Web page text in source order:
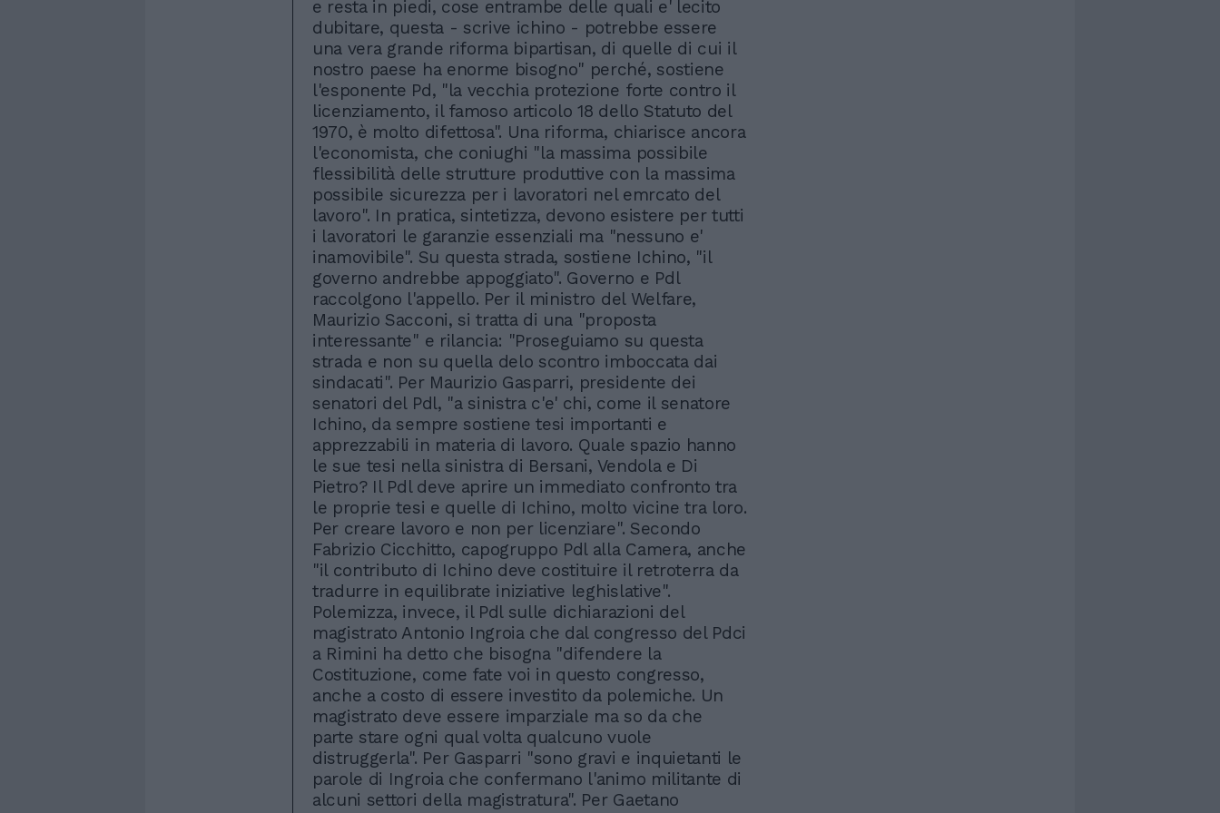
e resta in piedi, cose entrambe delle quali e' lecito
dubitare, questa - scrive ichino - potrebbe essere
una vera grande riforma bipartisan, di quelle di cui il
nostro paese ha enorme bisogno" perché, sostiene
l'esponente Pd, "la vecchia protezione forte contro il
licenziamento, il famoso articolo 18 dello Statuto del
1970, è molto difettosa". Una riforma, chiarisce ancora
l'economista, che coniughi "la massima possibile
flessibilità delle strutture produttive con la massima
possibile sicurezza per i lavoratori nel emrcato del
lavoro". In pratica, sintetizza, devono esistere per tutti
i lavoratori le garanzie essenziali ma "nessuno e'
inamovibile". Su questa strada, sostiene Ichino, "il
governo andrebbe appoggiato". Governo e Pdl
raccolgono l'appello. Per il ministro del Welfare,
Maurizio Sacconi, si tratta di una "proposta
interessante" e rilancia: "Proseguiamo su questa
strada e non su quella delo scontro imboccata dai
sindacati". Per Maurizio Gasparri, presidente dei
senatori del Pdl, "a sinistra c'e' chi, come il senatore
Ichino, da sempre sostiene tesi importanti e
apprezzabili in materia di lavoro. Quale spazio hanno
le sue tesi nella sinistra di Bersani, Vendola e Di
Pietro? Il Pdl deve aprire un immediato confronto tra
le proprie tesi e quelle di Ichino, molto vicine tra loro.
Per creare lavoro e non per licenziare". Secondo
Fabrizio Cicchitto, capogruppo Pdl alla Camera, anche
"il contributo di Ichino deve costituire il retroterra da
tradurre in equilibrate iniziative leghislative".
Polemizza, invece, il Pdl sulle dichiarazioni del
magistrato Antonio Ingroia che dal congresso del Pdci
a Rimini ha detto che bisogna "difendere la
Costituzione, come fate voi in questo congresso,
anche a costo di essere investito da polemiche. Un
magistrato deve essere imparziale ma so da che
parte stare ogni qual volta qualcuno vuole
distruggerla". Per Gasparri "sono gravi e inquietanti le
parole di Ingroia che confermano l'animo militante di
alcuni settori della magistratura". Per Gaetano